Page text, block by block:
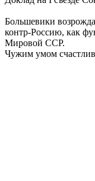
Большевики
контр-Россию, как
Мировой ССР.
Чужим умом